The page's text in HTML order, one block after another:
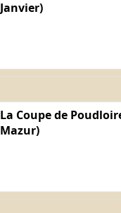
Janvier)
La Coupe de
Mazur)